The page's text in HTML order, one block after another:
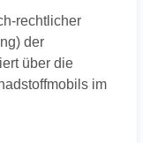
rechtlicher
der
über die
im